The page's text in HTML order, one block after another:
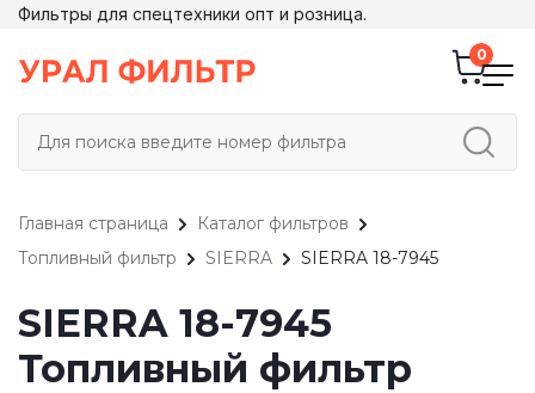
Фильтры для спецтехники опт и розница.
Главная страница
Каталог фильтров
Топливный фильтр
SIERRA SIERRA 18-7945
SIERRA 18-7945
Топливный фильтр